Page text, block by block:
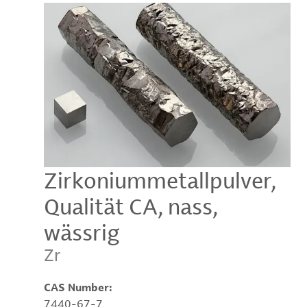
Zirkoniummetallpulver,
Qualität CA, nass,
wässrig
Zr
CAS Number:
7440-67-7